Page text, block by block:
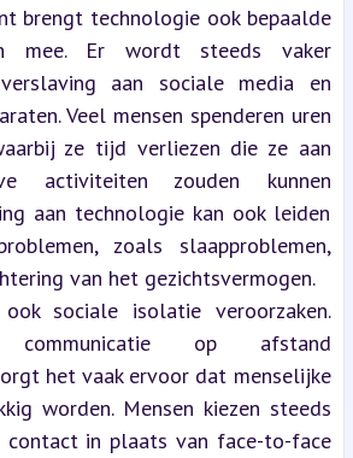
brengt technologie ook bepaalde
mee. Er wordt steeds vaker
aan sociale media en
Veel mensen spenderen uren
ze tijd verliezen die ze aan
activiteiten zouden kunnen
aan technologie kan ook leiden
zoals slaapproblemen,
van het gezichtsvermogen.
sociale isolatie veroorzaken.
op afstand
het vaak ervoor dat menselijke
worden. Mensen kiezen steeds
contact in plaats van face-to-face